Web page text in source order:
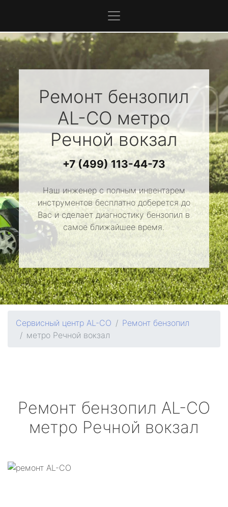
Ремонт бензопил
AL-CO метро
Речной вокзал
+7 (499) 113-44-73
Наш инженер с полным инвентарем
инструментов бесплатно доберется до
Вас и сделает диагностику бензопил в
самое ближайшее время.
Сервисный центр AL-CO
Ремонт бензопил
метро Речной вокзал
Ремонт бензопил AL-CO
метро Речной вокзал